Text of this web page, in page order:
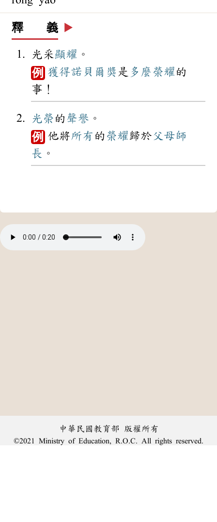
釋 義 ▶️
光采顯耀 。
例 獲得諾貝爾獎 是 多麼 榮耀 的
事！
光榮 的 聲譽 。
例 他將所有 的 榮耀歸於父母師
長 。
中華民國教育部 版權所有
©2021 Ministry of Education, R.O.C. All rights reserved.